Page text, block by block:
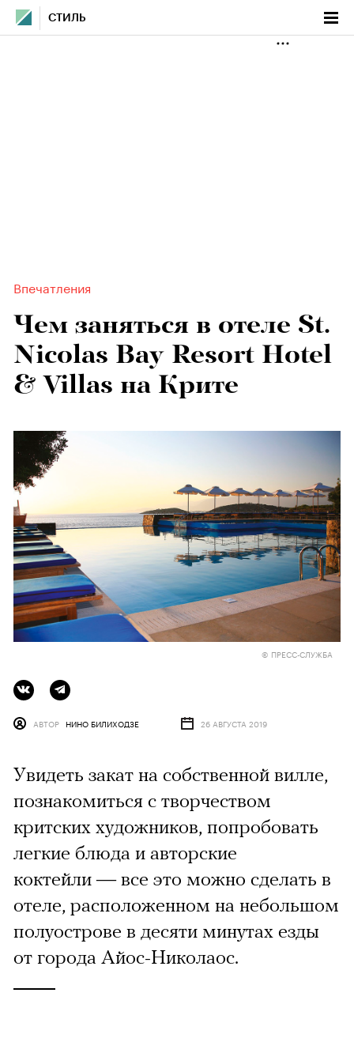
СТИЛЬ
Впечатления
Чем заняться в отеле St.
Nicolas Bay Resort Hotel
& Villas на Крите
© ПРЕСС-СЛУЖБА
АВТОР НИНО БИЛИХОДЗЕ 26 АВГУСТА 2019
Увидеть закат на собственной вилле,
познакомиться с творчеством
критских художников, попробовать
легкие блюда и авторские
коктейли — все это можно сделать в
отеле, расположенном на небольшом
полуострове в десяти минутах езды
от города Айос-Николаос.